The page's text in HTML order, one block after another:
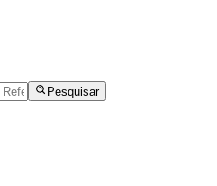
Pesquisar